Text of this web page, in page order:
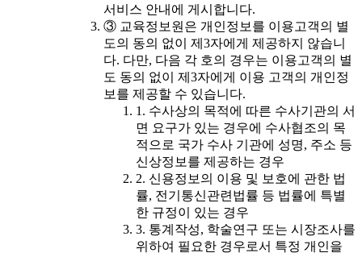
서비스 안내에 게시합니다.
③ 교육정보원은 개인정보를 이용고객의 별
도의 동의 없이 제3자에게 제공하지 않습니
다. 다만, 다음 각 호의 경우는 이용고객의 별
도 동의 없이 제3자에게 이용 고객의 개인정
보를 제공할 수 있습니다.
1. 수사상의 목적에 따른 수사기관의 서
면 요구가 있는 경우에 수사협조의 목
적으로 국가 수사 기관에 성명, 주소 등
신상정보를 제공하는 경우
2. 신용정보의 이용 및 보호에 관한 법
률, 전기통신관련법률 등 법률에 특별
한 규정이 있는 경우
3. 통계작성, 학술연구 또는 시장조사를
위하여 필요한 경우로서 특정 개인을